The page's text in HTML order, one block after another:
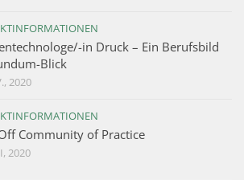
in Druck – Ein Berufsbild
Blick
2020
Community of Practice
2020